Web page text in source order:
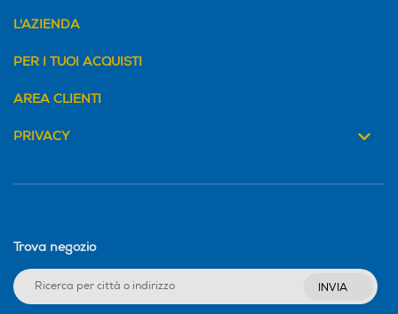
L'AZIENDA
PER I TUOI ACQUISTI
AREA CLIENTI
PRIVACY
Trova negozio
INVIA